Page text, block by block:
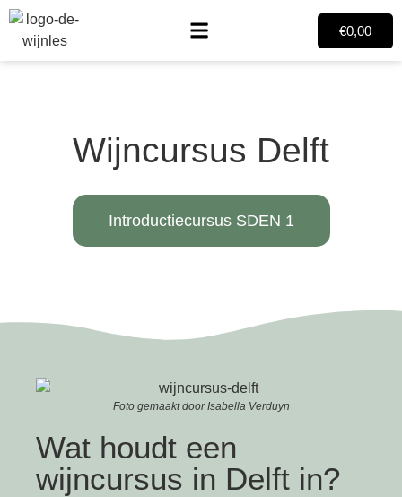
€0,00
Wijncursus Delft
Introductiecursus SDEN 1
Wat houdt een
wijncursus in Delft in?
Foto gemaakt door Isabella Verduyn